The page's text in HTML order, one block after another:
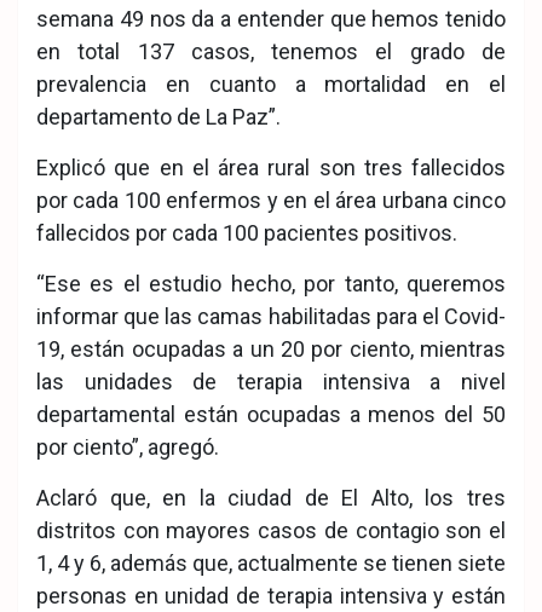
semana 49 nos da a entender que hemos tenido
en total 137 casos, tenemos el grado de
prevalencia en cuanto a mortalidad en el
departamento de La Paz”.
Explicó que en el área rural son tres fallecidos
por cada 100 enfermos y en el área urbana cinco
fallecidos por cada 100 pacientes positivos.
“Ese es el estudio hecho, por tanto, queremos
informar que las camas habilitadas para el Covid-
19, están ocupadas a un 20 por ciento, mientras
las unidades de terapia intensiva a nivel
departamental están ocupadas a menos del 50
por ciento”, agregó.
Aclaró que, en la ciudad de El Alto, los tres
distritos con mayores casos de contagio son el
1, 4 y 6, además que, actualmente se tienen siete
personas en unidad de terapia intensiva y están